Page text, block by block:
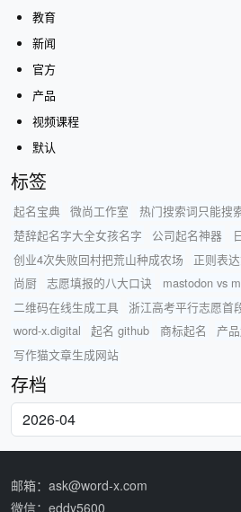
教育
新闻
官方
产品
视频课程
默认
标签
起名宝典 微尚工作室
热门搜索词只能搜
楚辞起名字大全女孩名字
公司起名神器
创业4次失败回村把荒山种成农场
正则表
尚厨
志愿填报的八大口诀
mastodon vs
二维码在线生成工具
浙江高考平行志愿首
word-x.digital
起名 github 商标起名
产
写作猫文章生成网站
存档
邮箱：ask@word-x.com
微信：eddy5600